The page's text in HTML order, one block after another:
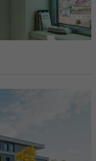
und damit das
über
verwendet, um
den einzelnen